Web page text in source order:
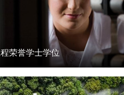
荣誉学士学位